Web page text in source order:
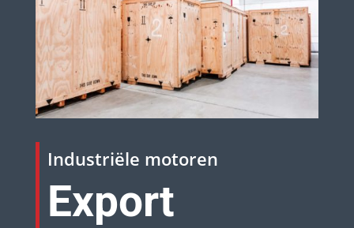
Industriële motoren
Export